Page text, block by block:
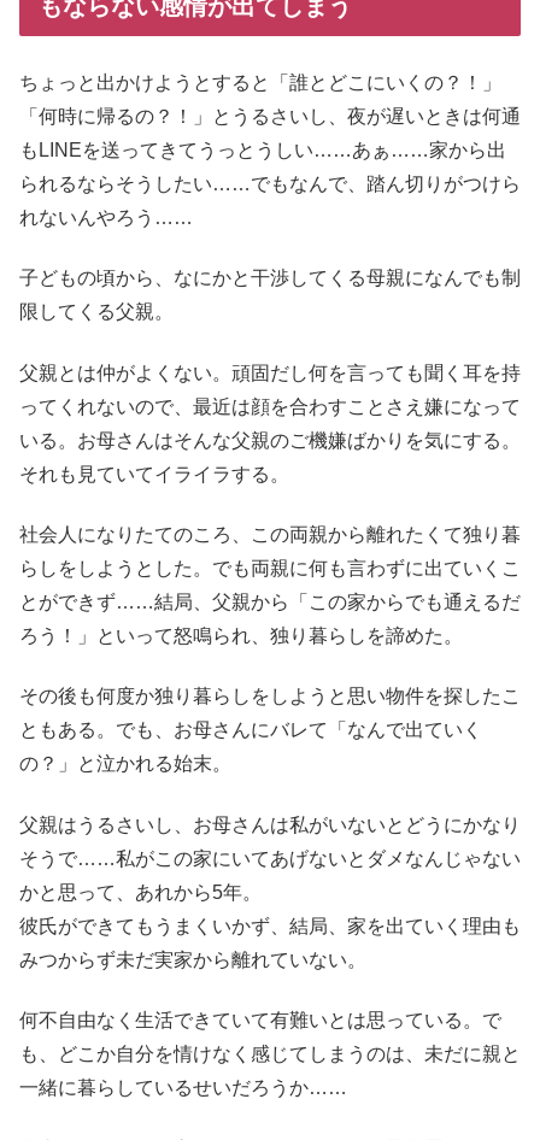
もならない感情が出てしまう
ちょっと出かけようとすると「誰とどこにいくの？！」
「何時に帰るの？！」とうるさいし、夜が遅いときは何通
もLINEを送ってきてうっとうしい……あぁ……家から出
られるならそうしたい……でもなんで、踏ん切りがつけら
れないんやろう……
子どもの頃から、なにかと干渉してくる母親になんでも制
限してくる父親。
父親とは仲がよくない。頑固だし何を言っても聞く耳を持
ってくれないので、最近は顔を合わすことさえ嫌になって
いる。お母さんはそんな父親のご機嫌ばかりを気にする。
それも見ていてイライラする。
社会人になりたてのころ、この両親から離れたくて独り暮
らしをしようとした。でも両親に何も言わずに出ていくこ
とができず……結局、父親から「この家からでも通えるだ
ろう！」といって怒鳴られ、独り暮らしを諦めた。
その後も何度か独り暮らしをしようと思い物件を探したこ
ともある。でも、お母さんにバレて「なんで出ていく
の？」と泣かれる始末。
父親はうるさいし、お母さんは私がいないとどうにかなり
そうで……私がこの家にいてあげないとダメなんじゃない
かと思って、あれから5年。
彼氏ができてもうまくいかず、結局、家を出ていく理由も
みつからず未だ実家から離れていない。
何不自由なく生活できていて有難いとは思っている。で
も、どこか自分を情けなく感じてしまうのは、未だに親と
一緒に暮らしているせいだろうか……